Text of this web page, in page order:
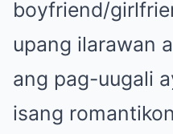
boyfriend/
upang ilarawan
ang pag-uugali
isang